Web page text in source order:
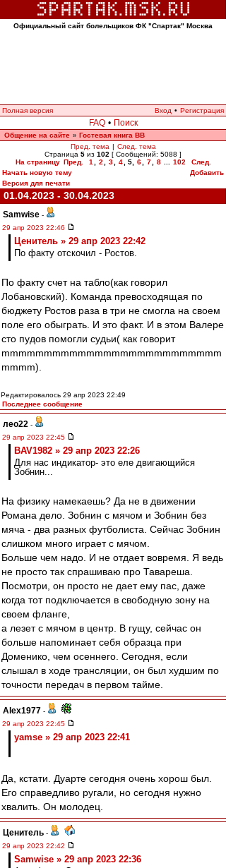
Официальный сайт болельщиков ФК "Спартак" Москва
Полная версия Вход • Регистрация
FAQ • Поиск
Общение на сайте » Гостевая книга ВВ
Пред. тема | След. тема
Страница 5 из 102 [ Сообщений: 5088 ]
На страницу Пред. 1 2 3 4 5, 6 7 8 102
След.
Начать новую тему
Добавить
Версия для печати
01.04.2023 - 30.04.2023
Samwise -
29 апр 2023 22:46
Ценитель » 29 апр 2023 22:42
По факту отскочил - Ростов.
По факту счет на табло(как говорил
Лобановский). Команда превосходящая по
бюджету Ростов раза в три не смогла на своем
поле его обыграть. И это факт. И в этом Валере
сто пудов помогли судьи( как говорит
mmmmmmmmmmmmmmmmmmmmmmmmmm
mmmm).
Редактировалось 29 апр 2023 22:49
Последнее сообщение
лео22 -
29 апр 2023 22:45
BAV1982 » 29 апр 2023 22:26
Для нас индикатор- это еле двигающийся
Зобнин...
На физику намекаешь? Да не в движении
Романа дело. Зобнин с мячом и Зобнин без
мяча - два разных футболиста. Сейчас Зобнин
слишком много играет с мячом.
Больше чем надо. И не отдает вовремя. Я ведь
не просто так спрашиваю про Тавареша.
Посмотри, он просто не дает ему пас, даже
когда тот подключается в свободную зону на
своем фланге,
а лезет с мячом в центр. В гущу, сейчас он
больше напоминает себя образца при
Доменико, чем осеннего. Сегодня, если
слышал в ходе трансляции, он был худшим по
точности передач в первом тайме.
Alex1977 -
29 апр 2023 22:45
yamse » 29 апр 2023 22:41
Да, кстати. Дуарте сегодня очень хорош был.
Его справедливо ругали, но сегодня нужно
хвалить. Он молодец.
Ценитель -
29 апр 2023 22:42
Samwise » 29 апр 2023 22:36